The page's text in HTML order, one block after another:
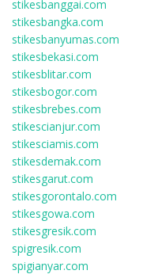
stikesbanggai.com
stikesbangka.com
stikesbanyumas.com
stikesbekasi.com
stikesblitar.com
stikesbogor.com
stikesbrebes.com
stikescianjur.com
stikesciamis.com
stikesdemak.com
stikesgarut.com
stikesgorontalo.com
stikesgowa.com
stikesgresik.com
spigresik.com
spigianyar.com